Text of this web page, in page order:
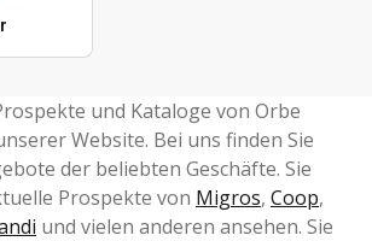
und Kataloge von Orbe
Website. Bei uns finden Sie
der beliebten Geschäfte. Sie
Prospekte von Migros, Coop,
und vielen anderen ansehen. Sie